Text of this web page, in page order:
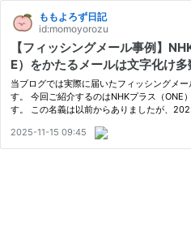
ももよろず日記
id:momoyorozu
【フィッシングメール事例】
E）をかたるメールは文字化け多
当ブログでは実際に届いたフィッシングメ
す。 今回ご紹介するのはNHKプラス（ONE
す。 この名義は以前からありましたが、
2025-11-15 09:45